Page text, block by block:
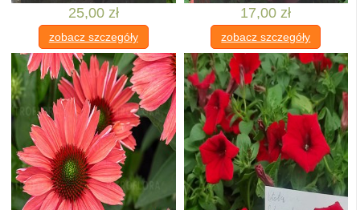
25,00 zł
zobacz szczegóły
17,00 zł
zobacz szczegóły